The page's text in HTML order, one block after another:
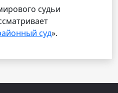
судьи
суд».